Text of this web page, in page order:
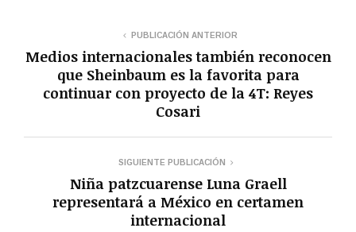
PUBLICACIÓN ANTERIOR
Medios internacionales también reconocen
que Sheinbaum es la favorita para
continuar con proyecto de la 4T: Reyes
Cosari
SIGUIENTE PUBLICACIÓN
Niña patzcuarense Luna Graell
representará a México en certamen
internacional